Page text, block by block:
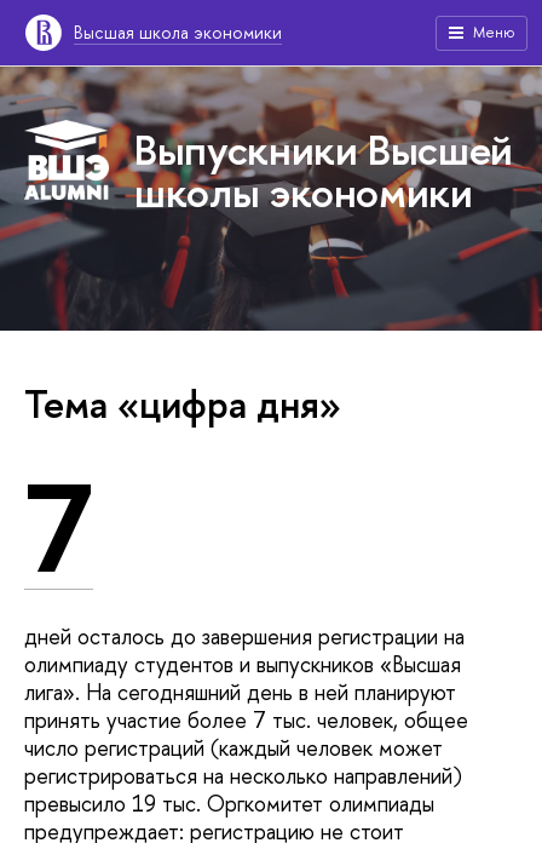
Высшая школа экономики Меню
Выпускники Высшей
школы экономики
Тема «цифра дня»
7
дней осталось до завершения регистрации на
олимпиаду студентов и выпускников «Высшая
лига». На сегодняшний день в ней планируют
принять участие более 7 тыс. человек, общее
число регистраций (каждый человек может
регистрироваться на несколько направлений)
превысило 19 тыс. Оргкомитет олимпиады
предупреждает: регистрацию не стоит